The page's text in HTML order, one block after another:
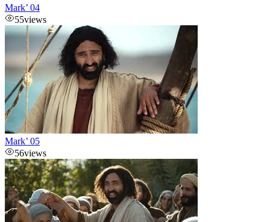
Mark’ 04
55views
Mark’ 05
56views